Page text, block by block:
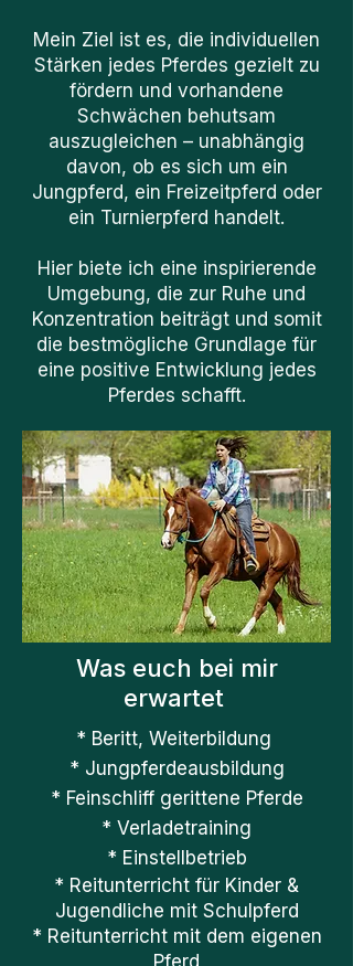
Mein Ziel ist es, die individuellen
Stärken jedes Pferdes gezielt zu
fördern und vorhandene
Schwächen behutsam
auszugleichen – unabhängig
davon, ob es sich um ein
Jungpferd, ein Freizeitpferd oder
ein Turnierpferd handelt.
Hier biete ich eine inspirierende
Umgebung, die zur Ruhe und
Konzentration beiträgt und somit
die bestmögliche Grundlage für
eine positive Entwicklung jedes
Pferdes schafft.
Was euch bei mir
erwartet
* Beritt, Weiterbildung
* Jungpferdeausbildung
* Feinschliff gerittene Pferde
* Verladetraining
* Einstellbetrieb
* Reitunterricht für Kinder &
Jugendliche mit Schulpferd​
* Reitunterricht mit dem eigenen
Pferd